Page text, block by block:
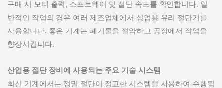
구매 시 모터 출력, 소프트웨어 및 절단 속도를 확인합니다. 일
반적인 작업의 경우 여러 제조업체에서 상업용 유리 절단기를
사용합니다. 좋은 기계는 폐기물을 절약하고 공장에서 작업을
향상시킵니다.
산업용 절단 장비에 사용되는 주요 기술 시스템
최신 기계에서는 정밀 절단이 정교한 시스템을 사용하여 수행됩